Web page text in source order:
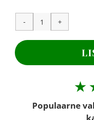
BROKOLI
Populaarne